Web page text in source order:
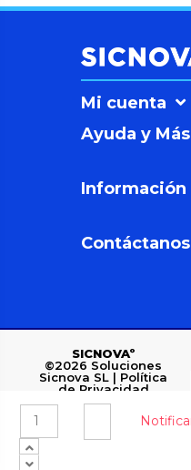
Mi cuenta
Ayuda y Más
Información
Contáctanos
SICNOVAº
©2026 Soluciones
Sicnova SL | Política
de Privacidad
Los Rubiales, C/ 3, 7-
12, 23700 Linares,